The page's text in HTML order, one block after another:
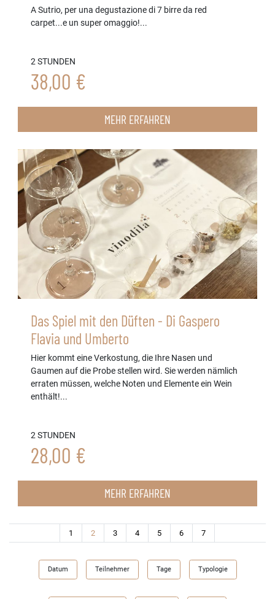
A Sutrio, per una degustazione di 7 birre da red
carpet...e un super omaggio!...
2 STUNDEN
38,00 €
MEHR ERFAHREN
Das Spiel mit den Düften - Di Gaspero
Flavia und Umberto
Hier kommt eine Verkostung, die Ihre Nasen und
Gaumen auf die Probe stellen wird. Sie werden nämlich
erraten müssen, welche Noten und Elemente ein Wein
enthält!...
2 STUNDEN
28,00 €
MEHR ERFAHREN
1 2(current)
3 4 5 6 7
Datum Teilnehmer Tage Typologie